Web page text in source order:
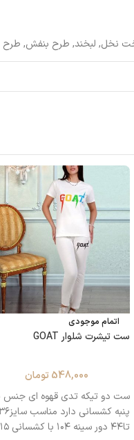
نخل, لبخند, طرح بنفش, طرح
اتمام موجودی
ست تیشرت شلوار GOAT
548,000 تومان
ست دو تیکه تدی قهوه ای جنس
پنبه کشسانی دارد مناسب سایز۳۶
تا۴۴ دور سینه ۱۰۴ با کشسانی ۱۱۵